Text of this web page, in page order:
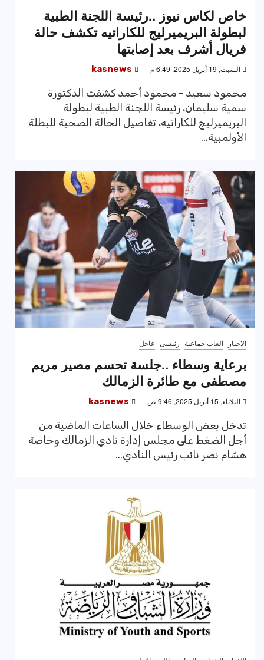
خاص لكاس نيوز ..رئيسة اللجنة الطبية
لبطولة البريميرليج للكاراتيه تكشف حالة
فريال أشرف بعد إصابتها
السبت, 19 أبريل 2025, 6:49 م kasnews
محمود سعيد - محمود أحمد كشفت الدكتورة
سمية سليمان، رئيسة اللجنة الطبية لبطولة
البريميرليج للكاراتيه، تفاصيل الحالة الصحية للبطلة
الأولمبية...
الاخبار العاب جماعية رئيسى عاجل
برعاية وسطاء ..جلسة تحسم مصير مريم
مصطفى مع طائرة الزمالك
الثلاثاء, 15 أبريل 2025, 9:46 ص kasnews
تدخل بعض الوسطاء خلال الساعات الماضية من
أجل الضغط على مجلس إدارة نادي الزمالك وخاصة
هشام نصر نائب رئيس النادي...